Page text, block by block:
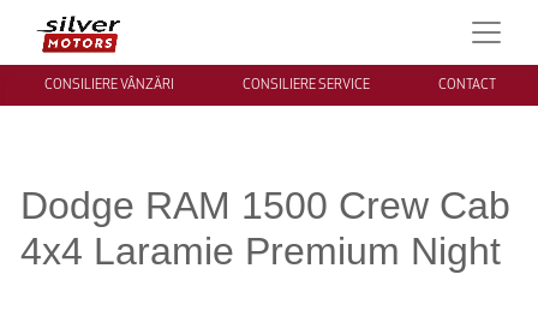
CONSILIERE VÂNZĂRI CONSILIERE SERVICE CONTACT
Dodge RAM 1500 Crew Cab
4x4 Laramie Premium Night